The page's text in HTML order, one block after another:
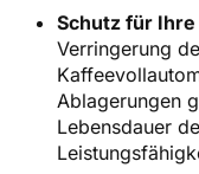
Schutz für
Verringerung
Ablagerungen
Lebensdauer